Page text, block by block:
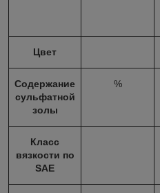
Цвет
Содержание
сульфатной
золы
%
Класс
вязкости по
SAE